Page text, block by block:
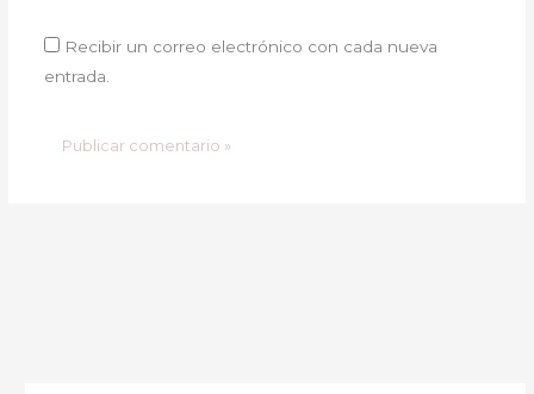
Recibir un correo electrónico con cada nueva
entrada.